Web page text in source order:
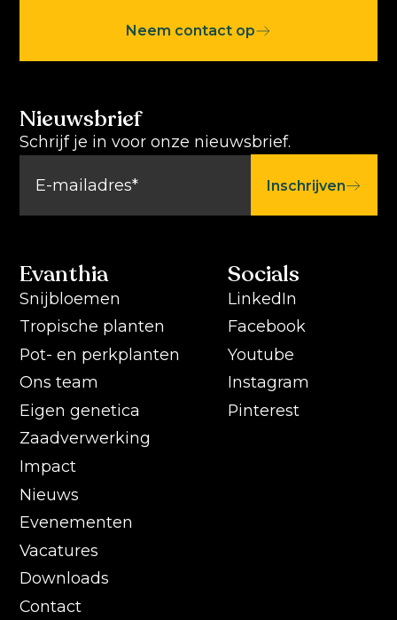
Neem contact op
Evanthia
Snijbloemen
Tropische planten
Pot- en perkplanten
Ons team
Eigen genetica
Zaadverwerking
Impact
Nieuws
Evenementen
Vacatures
Downloads
Contact
Socials
LinkedIn
Facebook
Youtube
Instagram
Pinterest
Nieuwsbrief
Schrijf je in voor onze nieuwsbrief.
Inschrijven